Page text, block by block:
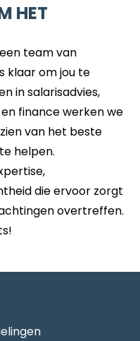
HET
team van
klaar om jou te
in salarisadvies,
finance werken we
van het beste
helpen.
die ervoor zorgt
overtreffen.